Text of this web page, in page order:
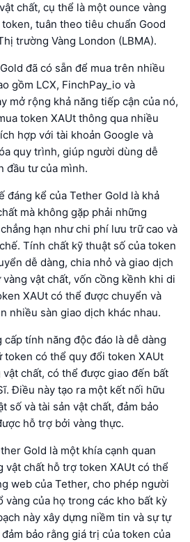
chất, cụ thể là một ounce vàng
tuân theo tiêu chuẩn Good
trường Vàng London (LBMA).
đã có sẵn để mua trên nhiều
gồm LCX, FinchPay_io và
mở rộng khả năng tiếp cận của nó,
token XAUt thông qua nhiều
hợp với tài khoản Google và
quy trình, giúp người dùng dễ
đầu tư của mình.
đáng kể của Tether Gold là khả
mà không gặp phải những
hạn như chi phí lưu trữ cao và
Tính chất kỹ thuật số của token
dễ dàng, chia nhỏ và giao dịch
vật chất, vốn cồng kềnh khi di
XAUt có thể được chuyển và
nhiều sàn giao dịch khác nhau.
tính năng độc đáo là dễ dàng
token có thể quy đổi token XAUt
chất, có thể được giao đến bất
Điều này tạo ra một kết nối hữu
số và tài sản vật chất, đảm bảo
hỗ trợ bởi vàng thực.
Gold là một khía cạnh quan
vật chất hỗ trợ token XAUt có thể
web của Tether, cho phép người
vàng của họ trong các kho bất kỳ
này xây dựng niềm tin và sự tự
bảo rằng giá trị của token của